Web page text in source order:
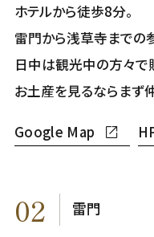
ホテルから徒歩8分。
雷門から浅草寺までの
日中は観光中の方々で
お土産を見るならまず
Google Map
02 雷門